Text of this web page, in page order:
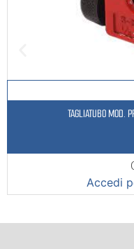
TAGLIATUBO MOD.
Accedi